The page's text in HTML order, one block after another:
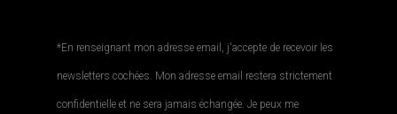
*En renseignant mon adresse email, j'accepte de recevoir les
newsletters cochées. Mon adresse email restera strictement
confidentielle et ne sera jamais échangée. Je peux me